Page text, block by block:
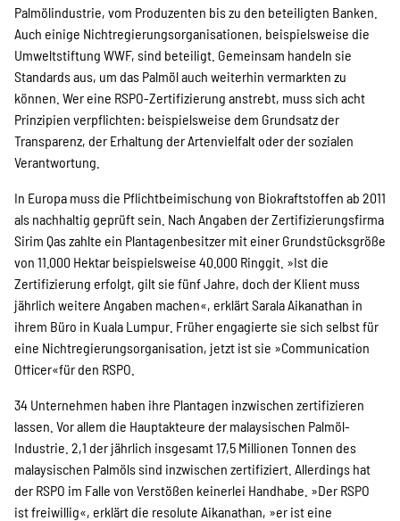
Palmölindustrie, vom Produzenten bis zu den beteiligten Banken.
Auch einige Nichtregierungsorganisationen, beispielsweise die
Umweltstiftung WWF, sind beteiligt. Gemeinsam handeln sie
Standards aus, um das Palmöl auch weiterhin vermarkten zu
können. Wer eine RSPO-Zertifizierung anstrebt, muss sich acht
Prinzipien verpflichten: beispielsweise dem Grundsatz der
Transparenz, der Erhaltung der Artenvielfalt oder der sozialen
Verantwortung.
In Europa muss die Pflichtbeimischung von Biokraftstoffen ab 2011
als nachhaltig geprüft sein. Nach Angaben der Zertifizierungsfirma
Sirim Qas zahlte ein Plantagenbesitzer mit einer Grundstücksgröße
von 11.000 Hektar beispielsweise 40.000 Ringgit. »Ist die
Zertifizierung erfolgt, gilt sie fünf Jahre, doch der Klient muss
jährlich weitere Angaben machen«, erklärt Sarala Aikanathan in
ihrem Büro in Kuala Lumpur. Früher engagierte sie sich selbst für
eine Nichtregierungsorganisation, jetzt ist sie »Communication
Officer«für den RSPO.
34 Unternehmen haben ihre Plantagen inzwischen zertifizieren
lassen. Vor allem die Hauptakteure der malaysischen Palmöl-
Industrie. 2,1 der jährlich insgesamt 17,5 Millionen Tonnen des
malaysischen Palmöls sind inzwischen zertifiziert. Allerdings hat
der RSPO im Falle von Verstößen keinerlei Handhabe. »Der RSPO
ist freiwillig«, erklärt die resolute Aikanathan, »er ist eine